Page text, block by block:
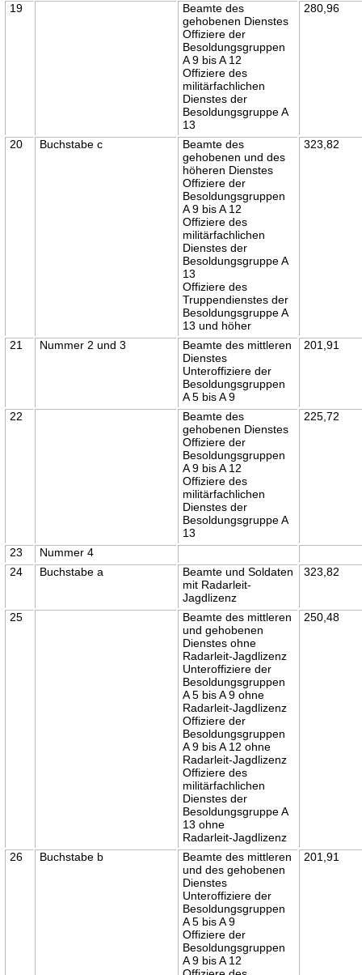
19
Beamte des
gehobenen Dienstes
Offiziere der
Besoldungsgruppen
A 9 bis A 12
Offiziere des
militärfachlichen
Dienstes der
Besoldungsgruppe A
13
280,96
20 Buchstabe c
Beamte des
gehobenen und des
höheren Dienstes
Offiziere der
Besoldungsgruppen
A 9 bis A 12
Offiziere des
militärfachlichen
Dienstes der
Besoldungsgruppe A
13
Offiziere des
Truppendienstes der
Besoldungsgruppe A
13 und höher
323,82
21 Nummer 2 und 3
Beamte des mittleren
Dienstes
Unteroffiziere der
Besoldungsgruppen
A 5 bis A 9
201,91
22
Beamte des
gehobenen Dienstes
Offiziere der
Besoldungsgruppen
A 9 bis A 12
Offiziere des
militärfachlichen
Dienstes der
Besoldungsgruppe A
13
225,72
23
Nummer 4
24
Buchstabe a
Beamte und Soldaten
mit Radarleit-
Jagdlizenz
323,82
25
Beamte des mittleren
und gehobenen
Dienstes ohne
Radarleit-Jagdlizenz
Unteroffiziere der
Besoldungsgruppen
A 5 bis A 9 ohne
Radarleit-Jagdlizenz
Offiziere der
Besoldungsgruppen
A 9 bis A 12 ohne
Radarleit-Jagdlizenz
Offiziere des
militärfachlichen
Dienstes der
Besoldungsgruppe A
13 ohne
Radarleit-Jagdlizenz
250,48
26 Buchstabe b
Beamte des mittleren
und des gehobenen
Dienstes
Unteroffiziere der
Besoldungsgruppen
A 5 bis A 9
Offiziere der
Besoldungsgruppen
A 9 bis A 12
201,91